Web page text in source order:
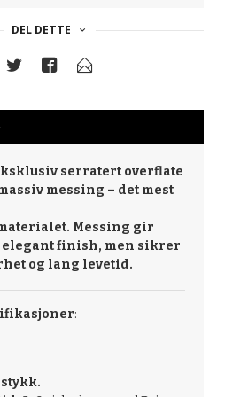
DEL DETTE
serratert overflate
messing – det mest
Messing gir
elegant finish, men sikrer
og lang levetid.
: